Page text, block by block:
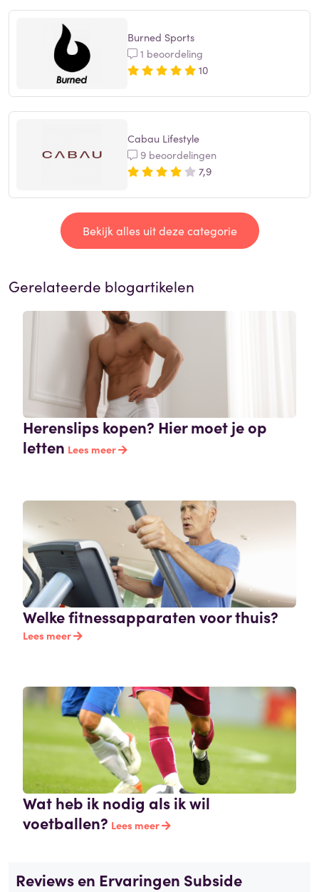
Burned Sports
1 beoordeling
10
Cabau Lifestyle
9 beoordelingen
7,9
Bekijk alles uit deze categorie
Gerelateerde blogartikelen
Herenslips kopen? Hier moet je op
letten Lees meer
Welke fitnessapparaten voor thuis?
Lees meer
Wat heb ik nodig als ik wil
voetballen? Lees meer
Reviews en Ervaringen Subside